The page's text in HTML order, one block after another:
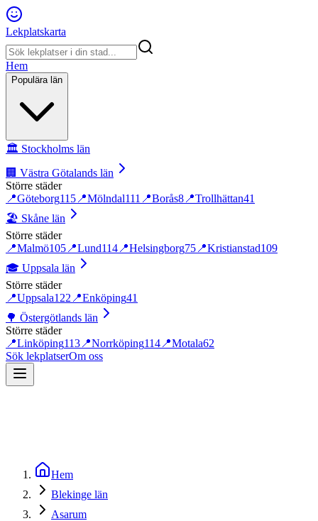
Lekplatskarta
Hem
Populära län
🏛️ Stockholms län
🏢 Västra Götalands län
Större städer
📍Göteborg115 📍Mölndal111 📍Borås8 📍Trollhättan41
🏖️ Skåne län
Större städer
📍Malmö105 📍Lund114 📍Helsingborg75 📍Kristianstad109
🎓 Uppsala län
Större städer
📍Uppsala122 📍Enköping41
🌳 Östergötlands län
Större städer
📍Linköping113 📍Norrköping114 📍Motala62
Sök lekplatserOm oss
Hem
Blekinge län
Asarum